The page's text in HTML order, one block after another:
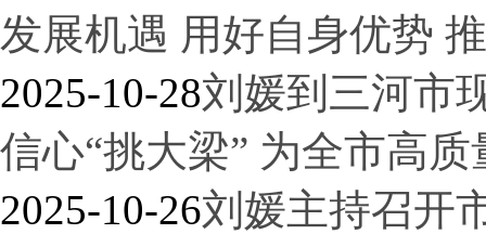
发展机遇 用好自身优势
2025-10-28刘媛到三河市
信心“挑大梁” 为全市高
2025-10-26刘媛主持召开